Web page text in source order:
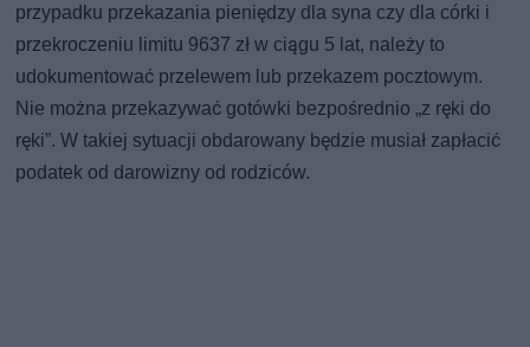
przypadku przekazania pieniędzy dla syna czy dla córki i
przekroczeniu limitu 9637 zł w ciągu 5 lat, należy to
udokumentować przelewem lub przekazem pocztowym.
Nie można przekazywać gotówki bezpośrednio „z ręki do
ręki”. W takiej sytuacji obdarowany będzie musiał zapłacić
podatek od darowizny od rodziców.